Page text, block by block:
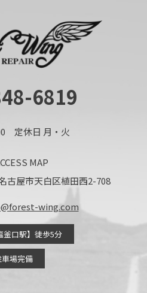
6819
定休日 月・火
MAP
古屋市天白区植田西2-708
wing.com
釜口駅】徒歩5分
場完備